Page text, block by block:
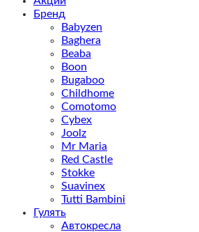
Бренд
Babyzen
Baghera
Beaba
Boon
Bugaboo
Childhome
Comotomo
Cybex
Joolz
Mr Maria
Red Castle
Stokke
Suavinex
Tutti Bambini
Гулять
Автокресла